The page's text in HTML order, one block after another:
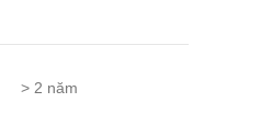
> 2 năm